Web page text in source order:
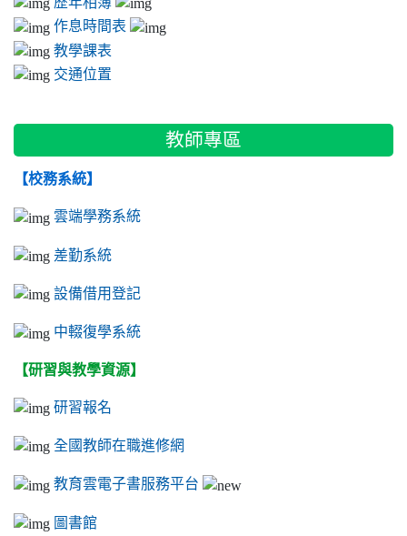
作息時間表
教學課表
交通位置
教師專區
【校務系統】
雲端學務系統
差勤系統
設備借用登記
中輟復學系統
【研習與教學資源】
研習報名
全國教師在職進修網
教育雲電子書服務平台
圖書館